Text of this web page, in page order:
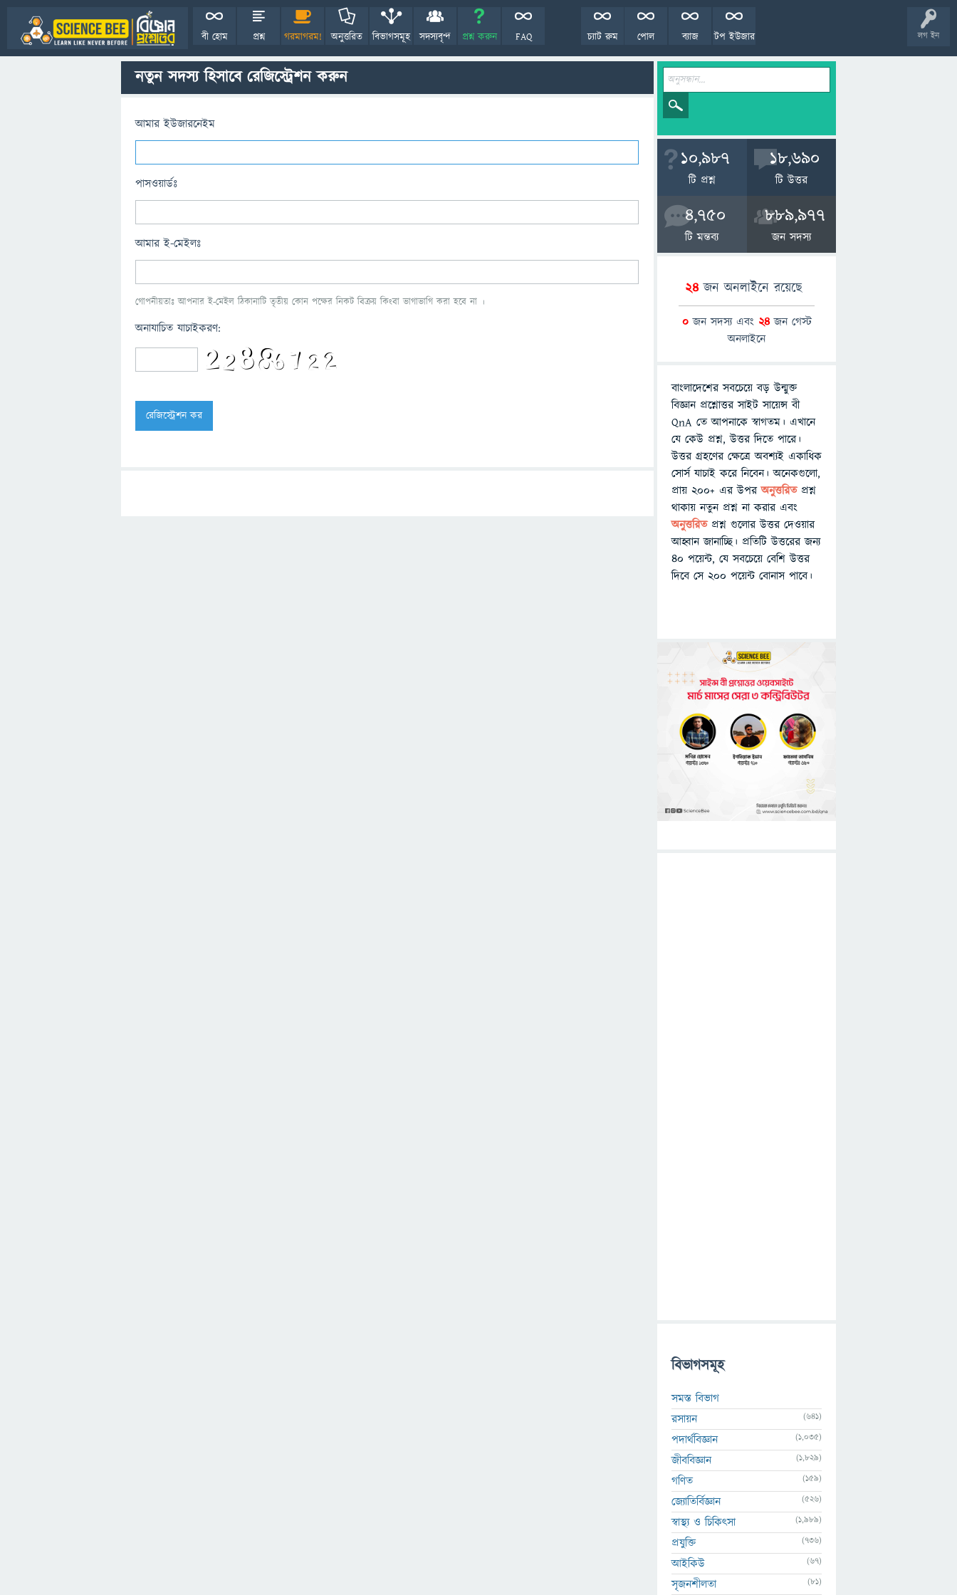
লগ ইন
বী হোম প্রশ্ন গরমাগরম! অনুত্তরিত বিভাগসমূহ সদস্যবৃন্দ প্রশ্ন করুন FAQ টপ ইউজার
ব্যাজ
পোল
চ্যাট রুম
নতুন সদস্য হিসাবে রেজিস্ট্রেশন করুন
আমার ইউজারনেইম
পাসওয়ার্ডঃ
আমার ই-মেইলঃ
গোপনীয়তাঃ আপনার ই-মেইল ঠিকানাটি তৃতীয় কোন পক্ষের নিকট বিক্রয় কিংবা ভাগাভাগি করা হবে না ।
অনাযাচিত যাচাইকরণ:
10,987
টি প্রশ্ন
18,690
টি উত্তর
4,750
টি মন্তব্য
889,977
জন সদস্য
24জন অনলাইনে রয়েছে
0জন সদস্য এবং 24জন গেস্ট
অনলাইনে
বাংলাদেশের সবচেয়ে বড় উন্মুক্ত
বিজ্ঞান প্রশ্নোত্তর সাইট সায়েন্স বী
QnA তে আপনাকে স্বাগতম। এখানে
যে কেউ প্রশ্ন, উত্তর দিতে পারে।
উত্তর গ্রহণের ক্ষেত্রে অবশ্যই একাধিক
সোর্স যাচাই করে নিবেন। অনেকগুলো,
প্রায় ২০০+ এর উপরঅনুত্তরিতপ্রশ্ন
থাকায় নতুন প্রশ্ন না করার এবং
অনুত্তরিত প্রশ্ন গুলোর উত্তর দেওয়ার
আহ্বান জানাচ্ছি। প্রতিটি উত্তরের জন্য
৪০ পয়েন্ট, যে সবচেয়ে বেশি উত্তর
দিবে সে ২০০ পয়েন্ট বোনাস পাবে।
বিভাগসমূহ
সমস্ত বিভাগ
রসায়ন
(641)
পদার্থবিজ্ঞান (1,035)
জীববিজ্ঞান (1,829)
গণিত (159)
জ্যোতির্বিজ্ঞান (526)
স্বাস্থ্য ও চিকিৎসা (1,989)
প্রযুক্তি (736)
আইকিউ (67)
সৃজনশীলতা (81)